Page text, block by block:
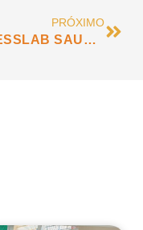
PRÓXIMO
FITNESSLAB SAUDE E PERFORMANCE